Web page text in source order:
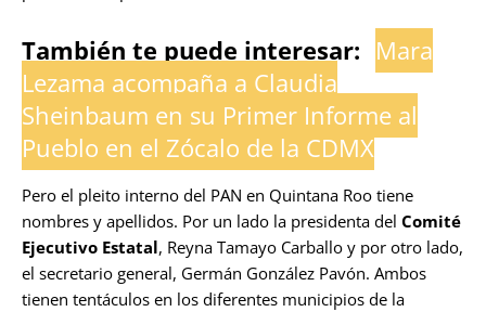
También te puede interesar: Mara
Lezama acompaña a Claudia
Sheinbaum en su Primer Informe al
Pueblo en el Zócalo de la CDMX
Pero el pleito interno del PAN en Quintana Roo tiene
nombres y apellidos. Por un lado la presidenta del Comité
Ejecutivo Estatal, Reyna Tamayo Carballo y por otro lado,
el secretario general, Germán González Pavón. Ambos
tienen tentáculos en los diferentes municipios de la